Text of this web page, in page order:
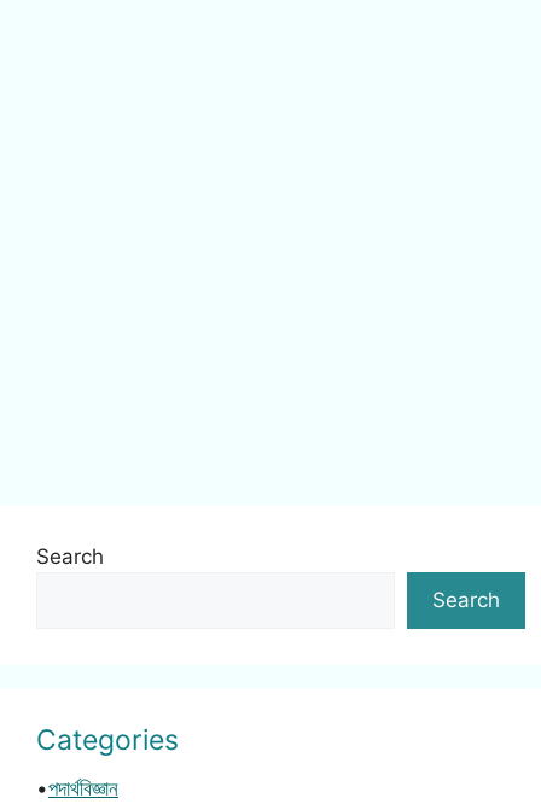
Search
Search
Categories
•পদার্থবিজ্ঞান